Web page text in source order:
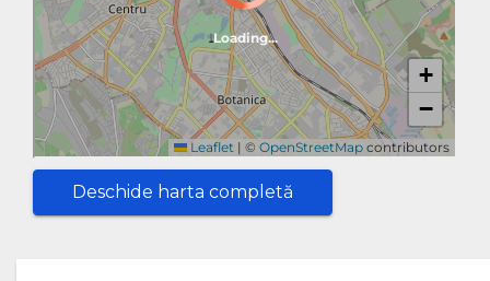
Deschide harta completă